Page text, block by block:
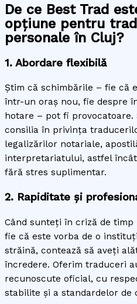
De ce Best Trad
opțiune pentru
personale în Cluj?
1. Abordare flexibilă
Știm că schimbările – fie că
într-un oraș nou, fie despre
hotare – pot fi
consilia în privința
legalizărilor notariale,
interpretariatului, astfel
fără stres suplimentar.
2. Rapiditate și
Când sunteți în criză de
fie că este vorba de o
străină, contează să aveți
încredere. Oferim traduceri
recunoscute oficial, cu
stabilite și a standardelor de